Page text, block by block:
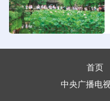
首页
中央广播电